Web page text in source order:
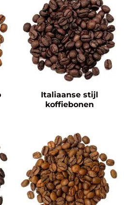
Italiaanse stijl
koffiebonen